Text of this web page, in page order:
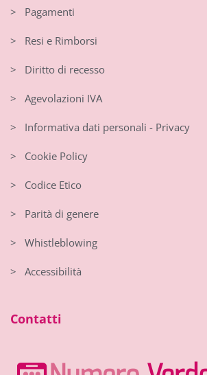
> Pagamenti
> Resi e Rimborsi
> Diritto di recesso
> Agevolazioni IVA
> Informativa dati personali - Privacy
> Cookie Policy
> Codice Etico
> Parità di genere
> Whistleblowing
> Accessibilità
Contatti